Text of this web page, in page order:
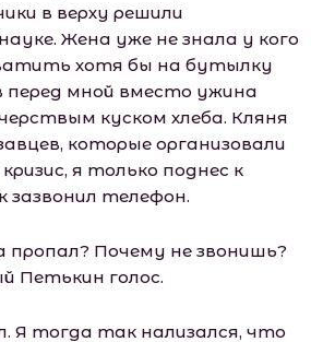
в верху решили
Жена уже не знала у кого
хотя бы на бутылку
перед мной вместо ужина
куском хлеба. Кляня
которые организовали
я только поднес к
зазвонил телефон.
пропал? Почему не звонишь?
Петькин голос.
Я тогда так нализался, что